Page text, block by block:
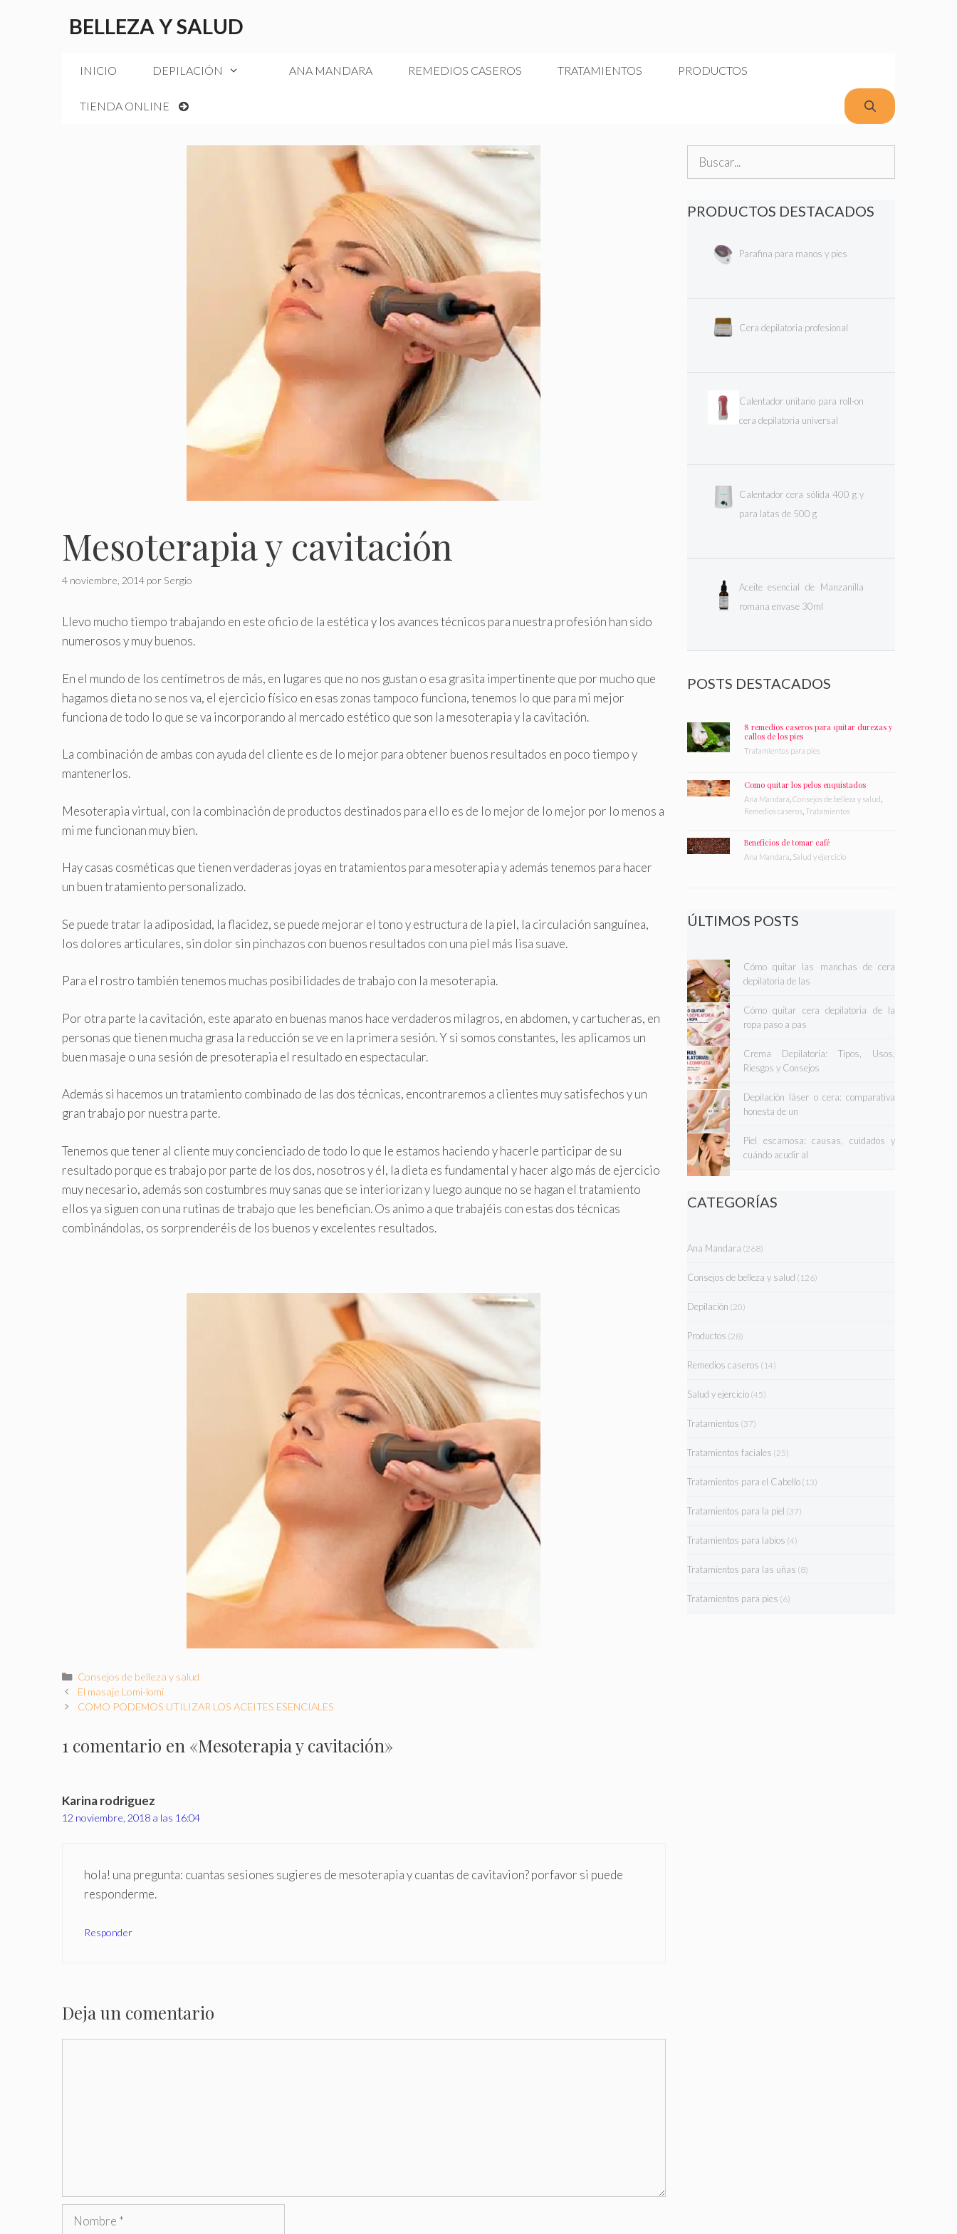
BELLEZA Y SALUD
INICIO DEPILACIÓN ANA MANDARA REMEDIOS CASEROS TRATAMIENTOS PRODUCTOS
TIENDA ONLINE
Mesoterapia y cavitación
4 noviembre, 2014 por Sergio
Llevo mucho tiempo trabajando en este oficio de la estética y los avances técnicos para nuestra profesión han sido
numerosos y muy buenos.
En el mundo de los centímetros de más, en lugares que no nos gustan o esa grasita impertinente que por mucho que
hagamos dieta no se nos va, el ejercicio físico en esas zonas tampoco funciona, tenemos lo que para mi mejor
funciona de todo lo que se va incorporando al mercado estético que son la mesoterapia y la cavitación.
La combinación de ambas con ayuda del cliente es de lo mejor para obtener buenos resultados en poco tiempo y
mantenerlos.
Mesoterapia virtual, con la combinación de productos destinados para ello es de lo mejor de lo mejor por lo menos a
mi me funcionan muy bien.
Hay casas cosméticas que tienen verdaderas joyas en tratamientos para mesoterapia y además tenemos para hacer
un buen tratamiento personalizado.
Se puede tratar la adiposidad, la flacidez, se puede mejorar el tono y estructura de la piel, la circulación sanguínea,
los dolores articulares, sin dolor sin pinchazos con buenos resultados con una piel más lisa suave.
Para el rostro también tenemos muchas posibilidades de trabajo con la mesoterapia.
Por otra parte la cavitación, este aparato en buenas manos hace verdaderos milagros, en abdomen, y cartucheras, en
personas que tienen mucha grasa la reducción se ve en la primera sesión. Y si somos constantes, les aplicamos un
buen masaje o una sesión de presoterapia el resultado en espectacular.
Además si hacemos un tratamiento combinado de las dos técnicas, encontraremos a clientes muy satisfechos y un
gran trabajo por nuestra parte.
Tenemos que tener al cliente muy concienciado de todo lo que le estamos haciendo y hacerle participar de su
resultado porque es trabajo por parte de los dos, nosotros y él, la dieta es fundamental y hacer algo más de ejercicio
muy necesario, además son costumbres muy sanas que se interiorizan y luego aunque no se hagan el tratamiento
ellos ya siguen con una rutinas de trabajo que les benefician. Os animo a que trabajéis con estas dos técnicas
combinándolas, os sorprenderéis de los buenos y excelentes resultados.
Categorías
Consejos de belleza y salud
El masaje Lomi-lomi
COMO PODEMOS UTILIZAR LOS ACEITES ESENCIALES
1 comentario en «Mesoterapia y cavitación»
Karina rodriguez
12 noviembre, 2018 a las 16:04
hola! una pregunta: cuantas sesiones sugieres de mesoterapia y cuantas de cavitavion? porfavor si puede
responderme.
Responder
Deja un comentario
Nombre
Buscar:
PRODUCTOS DESTACADOS
Parafina para manos y pies
Cera depilatoria profesional
Calentador unitario para roll-on
cera depilatoria universal
Calentador cera sólida 400 g y
para latas de 500 g
Aceite esencial de Manzanilla
romana envase 30ml
POSTS DESTACADOS
8 remedios caseros para quitar durezas y
callos de los pies
Tratamientos para pies
Como quitar los pelos enquistados
Ana Mandara Consejos de belleza y salud
Remedios caseros, Tratamientos
Beneficios de tomar café
Ana Mandara Salud y ejercicio
ÚLTIMOS POSTS
Cómo quitar las manchas de cera
depilatoria de las
Cómo quitar cera depilatoria de la
ropa paso a pas
Crema Depilatoria: Tipos, Usos,
Riesgos y Consejos
Depilación láser o cera: comparativa
honesta de un
Piel escamosa: causas, cuidados y
cuándo acudir al
CATEGORÍAS
Ana Mandara (268)
Consejos de belleza y salud (126)
Depilación (20)
Productos (28)
Remedios caseros (14)
Salud y ejercicio(45)
Tratamientos (37)
Tratamientos faciales (25)
Tratamientos para el Cabello(13)
Tratamientos para la piel (37)
Tratamientos para labios (4)
Tratamientos para las uñas (8)
Tratamientos para pies (6)